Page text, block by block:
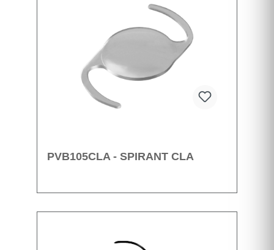
PVB105CLA - SPIRANT CLA